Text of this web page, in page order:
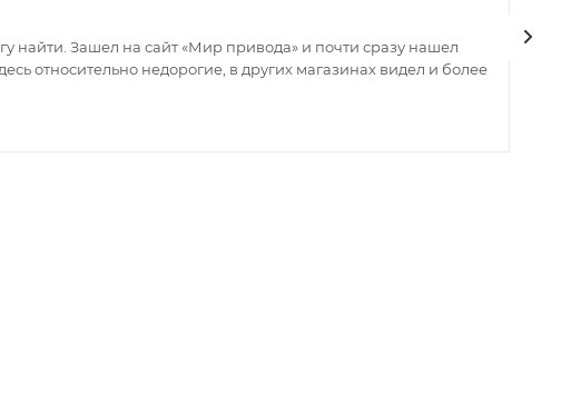
найти. Зашел на сайт «Мир привода» и почти сразу нашел
относительно недорогие, в других магазинах видел и более